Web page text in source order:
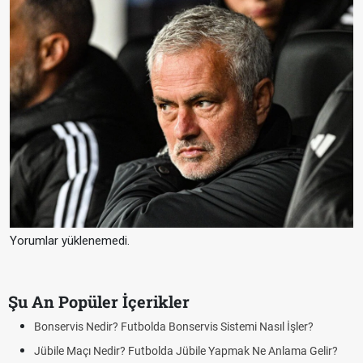
Yorumlar yüklenemedi.
Şu An Popüler İçerikler
Bonservis Nedir? Futbolda Bonservis Sistemi Nasıl İşler?
Jübile Maçı Nedir? Futbolda Jübile Yapmak Ne Anlama Gelir?